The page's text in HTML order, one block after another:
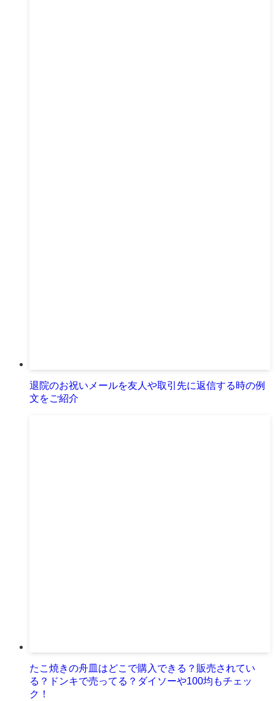
退院のお祝いメールを友人や取引先に返信する時の例
文をご紹介
たこ焼きの舟皿はどこで購入できる？販売されてい
る？ドンキで売ってる？ダイソーや100均もチェッ
ク！